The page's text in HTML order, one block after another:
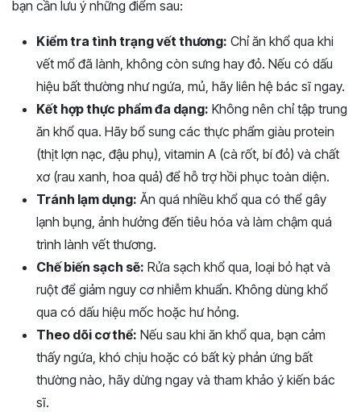
bạn cần lưu ý những điểm sau:
Kiểm tra tình trạng vết thương: Chỉ ăn khổ qua khi
vết mổ đã lành, không còn sưng hay đỏ. Nếu có dấu
hiệu bất thường như ngứa, mủ, hãy liên hệ bác sĩ ngay.
Kết hợp thực phẩm đa dạng: Không nên chỉ tập trung
ăn khổ qua. Hãy bổ sung các thực phẩm giàu protein
(thịt lợn nạc, đậu phụ), vitamin A (cà rốt, bí đỏ) và chất
xơ (rau xanh, hoa quả) để hỗ trợ hồi phục toàn diện.
Tránh lạm dụng: Ăn quá nhiều khổ qua có thể gây
lạnh bụng, ảnh hưởng đến tiêu hóa và làm chậm quá
trình lành vết thương.
Chế biến sạch sẽ: Rửa sạch khổ qua, loại bỏ hạt và
ruột để giảm nguy cơ nhiễm khuẩn. Không dùng khổ
qua có dấu hiệu mốc hoặc hư hỏng.
Theo dõi cơ thể: Nếu sau khi ăn khổ qua, bạn cảm
thấy ngứa, khó chịu hoặc có bất kỳ phản ứng bất
thường nào, hãy dừng ngay và tham khảo ý kiến bác
sĩ.